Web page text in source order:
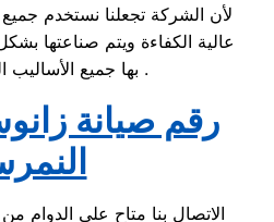
لأن الشركة تجعلنا نستخدم جميع
عالية الكفاءة ويتم صناعتها
بها جميع الأساليب الجديدة .
رقم صيانة
الاتصال بنا متاح على الدوام